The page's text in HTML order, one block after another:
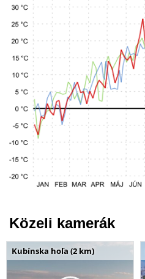
Közeli kamerák
Kubínska hoľa (2 km)